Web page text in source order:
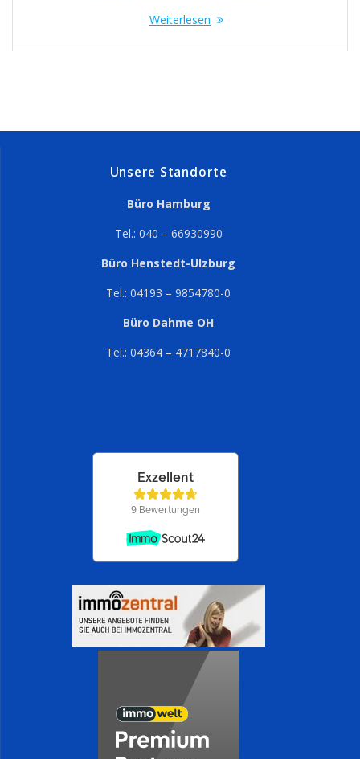
Weiterlesen
Unsere Standorte
Büro Hamburg
Tel.: 040 – 66930990
Büro Henstedt-Ulzburg
Tel.: 04193 – 9854780-0
Büro Dahme OH
Tel.: 04364 – 4717840-0